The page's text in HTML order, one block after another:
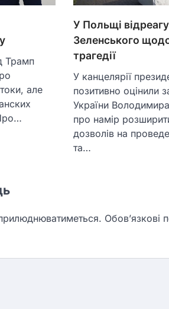
Трамп
але
У Польщі
Зеленського
трагедії
У канцелярії
позитивно оцінили
України
про намір
дозволів на
та…
Обов’язкові